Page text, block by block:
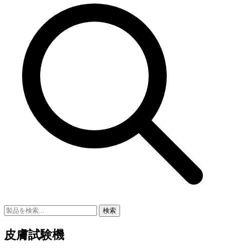
検索
皮膚試験機